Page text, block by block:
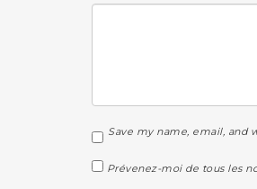
Save my name, email, and
Prévenez-moi de tous les